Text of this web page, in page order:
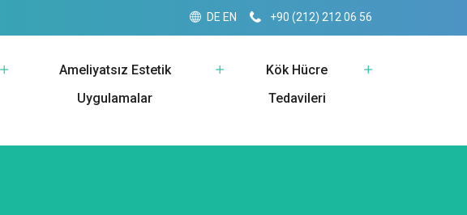
+90 (212) 212 06 56
DE EN
Ameliyatsız Estetik
Uygulamalar
Kök Hücre
Tedavileri